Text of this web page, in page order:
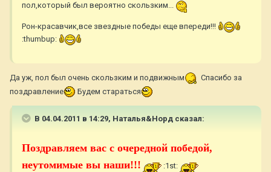
пол,который был вероятно скользким...
Рон-красавчик,все звездные победы еще впереди!!!
:thumbup:
Да уж, пол был очень скользким и подвижным
Спасибо за
поздравление
Будем стараться
В 04.04.2011 в 14:29, Наталья&Норд сказал:
Поздравляем вас с очередной победой,
неутомимые вы наши!!!
:1st: